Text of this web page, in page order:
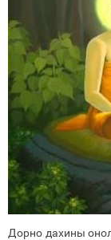
Дорно дахины